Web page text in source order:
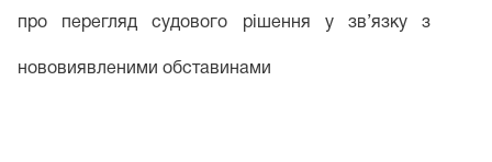
про перегляд судового рішення у зв’язку з
нововиявленими обставинами